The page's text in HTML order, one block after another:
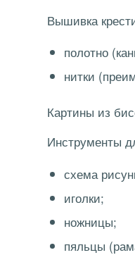
Вышивка
полотно
нитки
Картины из
Инструменты
схема
иголки;
ножницы;
пяльцы